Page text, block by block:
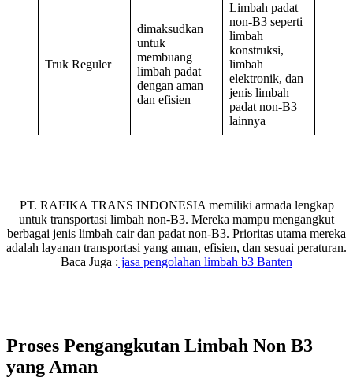
Truk Reguler
dimaksudkan
untuk
membuang
limbah padat
dengan aman
dan efisien
Limbah padat
non-B3 seperti
limbah
konstruksi,
limbah
elektronik, dan
jenis limbah
padat non-B3
lainnya
PT. RAFIKA TRANS INDONESIA memiliki armada lengkap
untuk transportasi limbah non-B3. Mereka mampu mengangkut
berbagai jenis limbah cair dan padat non-B3. Prioritas utama mereka
adalah layanan transportasi yang aman, efisien, dan sesuai peraturan.
Baca Juga : jasa pengolahan limbah b3 Banten
Proses Pengangkutan Limbah Non B3
yang Aman